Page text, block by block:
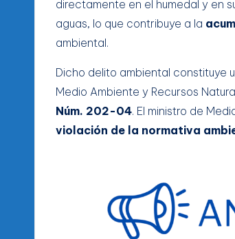
directamente en el humedal y en
aguas, lo que contribuye a la
ambiental.
Dicho delito ambiental constituye
Medio Ambiente y Recursos
Núm. 202-04. El ministro de
violación de la normativa